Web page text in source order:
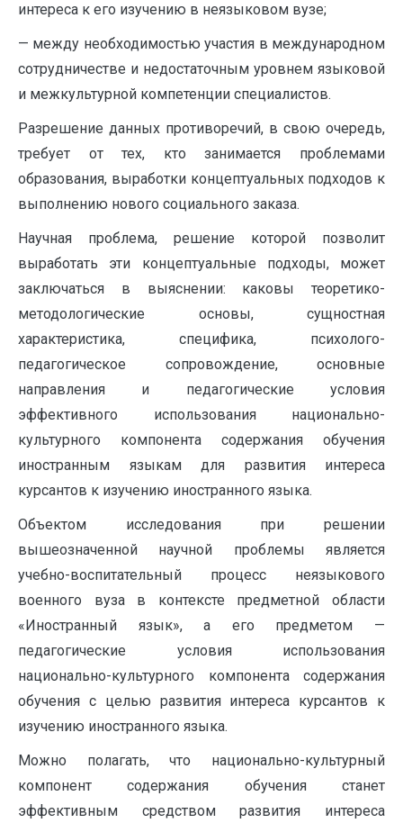
интереса к его изучению в неязыковом вузе;
— между необходимостью участия в международном
сотрудничестве и недостаточным уровнем языковой
и межкультурной компетенции специалистов.
Разрешение данных противоречий, в свою очередь,
требует от тех, кто занимается проблемами
образования, выработки концептуальных подходов к
выполнению нового социального заказа.
Научная проблема, решение которой позволит
выработать эти концептуальные подходы, может
заключаться в выяснении: каковы теоретико-
методологические основы, сущностная
характеристика, специфика, психолого-
педагогическое сопровождение, основные
направления и педагогические условия
эффективного использования национально-
культурного компонента содержания обучения
иностранным языкам для развития интереса
курсантов к изучению иностранного языка.
Объектом исследования при решении
вышеозначенной научной проблемы является
учебно-воспитательный процесс неязыкового
военного вуза в контексте предметной области
«Иностранный язык», а его предметом —
педагогические условия использования
национально-культурного компонента содержания
обучения с целью развития интереса курсантов к
изучению иностранного языка.
Можно полагать, что национально-культурный
компонент содержания обучения станет
эффективным средством развития интереса